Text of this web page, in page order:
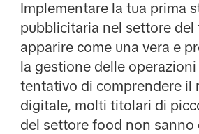
Implementare la tua prima
pubblicitaria nel settore del
apparire come una vera e
la gestione delle
tentativo di comprendere il
digitale, molti titolari di
del settore food non sanno